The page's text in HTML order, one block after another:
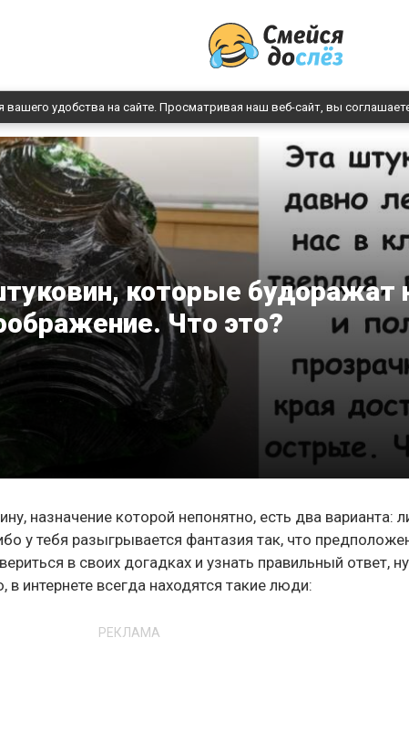
удобства на сайте. Просматривая наш веб-сайт, вы
которые будоражат
Что это?
назначение которой непонятно, есть два варианта:
у тебя разыгрывается фантазия так, что
в своих догадках и узнать правильный ответ,
в интернете всегда находятся такие люди:
РЕКЛАМА